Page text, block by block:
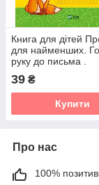
Книга для дітей
для найменших.
руку до письма .
Готуємось до
39 ₴
Купити
Про нас
100%